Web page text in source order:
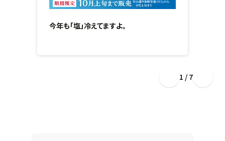
今年も「塩」冷えてますよ。
1 / 7